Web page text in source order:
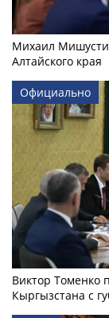
Михаил
Алтайского края
Официально
Виктор Томенко
Кыргызстана с